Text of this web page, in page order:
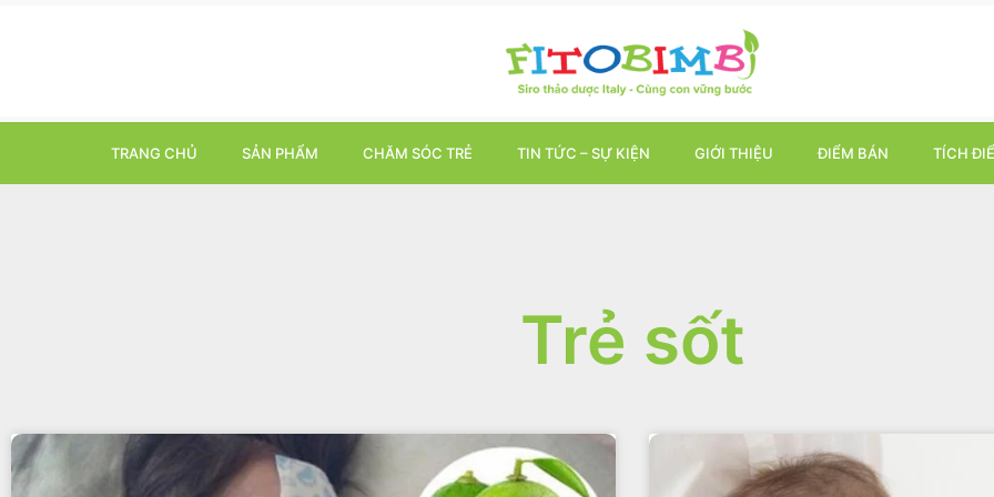
TRANG CHỦ SẢN PHẨM CHĂM SÓC TRẺ TIN TỨC – SỰ KIỆN GIỚI THIỆU ĐIỂM BÁN TÍCH
Trẻ sốt